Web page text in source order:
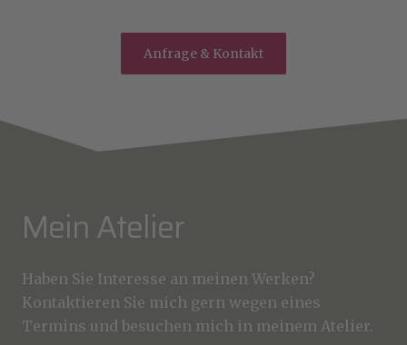
Anfrage & Kontakt
Mein Atelier
Haben Sie Interesse an meinen Werken?
Kontaktieren Sie mich gern wegen eines
Termins und besuchen mich in meinem Atelier.